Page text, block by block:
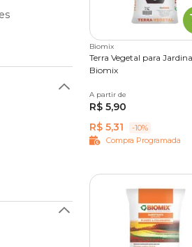
preço especial é na Cobasi
no hobby da jardinagem e
Com nossos
vasoseferramentas de
Não perca essa oportunidade!
Biomix
Terra Vegetal para
Biomix
2 kg 10 kg
A partir de
R$ 5,90
R$ 5,31
-10%
Compra Programada